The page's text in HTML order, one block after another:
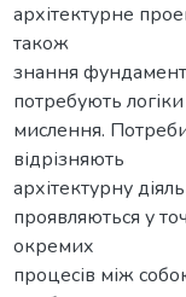
архітектурне
також
знання
потребують логіки
мислення. Потреби
відрізняють
архітектурну
проявляються у
окремих
процесів між